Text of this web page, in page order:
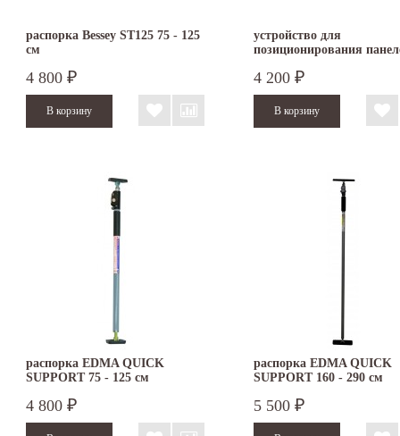
распорка Bessey ST125 75 - 125
см
4 800 ₽
устройство для
позиционирования
4 200 ₽
распорка EDMA QUICK
SUPPORT 75 - 125 см
4 800 ₽
распорка EDMA QUICK
SUPPORT 160 - 290 см
5 500 ₽